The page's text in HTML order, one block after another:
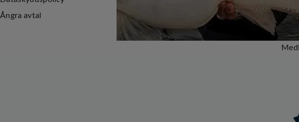
Ångra avtal